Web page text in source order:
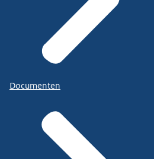
Documenten